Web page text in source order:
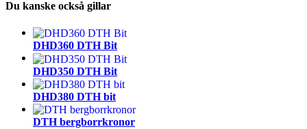
Du kanske också gillar
DHD360 DTH Bit
DHD350 DTH Bit
DHD380 DTH bit
DTH bergborrkronor